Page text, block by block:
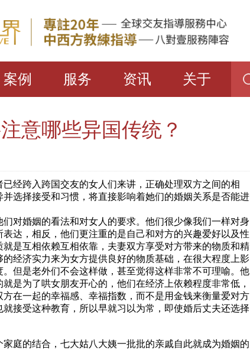
案例 服务 资讯 关于
意哪些异国传统？
跨入跨国交友的女人们来讲，正确处理双方之间的相
选择接受和习惯，将直接影响着她们的婚姻关系是否能进
对婚姻的看法和对女人的要求。他们很少像我们一样对身
达，相反，他们更注重的是自己和对方的兴趣爱好以及性
是互相依赖互相依靠，夫妻双方享受对方带来的物质和精
经济实力来为女方提供良好的物质基础，在很大程度上影
但是老外们不会这样做，甚至觉得这样非常不可理喻。他
是为了哄女朋友开心的，他们在经济上依赖程度非常低，
在一起的幸福感、幸福指数，而不是用金钱来衡量爱对方
接受这种教育，所以早就习以为常，即使婚后丈夫还选择
庭的结合，七大姑八大姨一批批的亲戚自此就成为婚姻的